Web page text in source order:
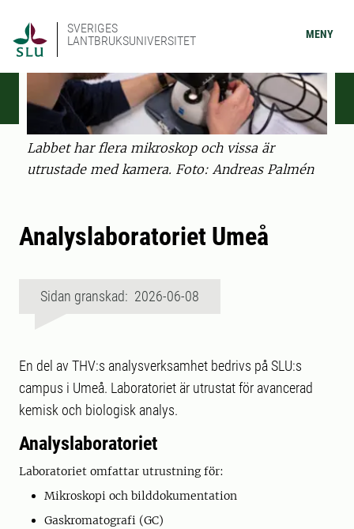
SVERIGES
LANTBRUKSUNIVERSITET
MENY
Labbet har flera mikroskop och vissa är
utrustade med kamera. Foto: Andreas Palmén
Analyslaboratoriet Umeå
Sidan granskad: 2026-06-08
En del av THV:s analysverksamhet bedrivs på SLU:s
campus i Umeå. Laboratoriet är utrustat för avancerad
kemisk och biologisk analys.
Analyslaboratoriet
Laboratoriet omfattar utrustning för:
Mikroskopi och bilddokumentation
Gaskromatografi (GC)